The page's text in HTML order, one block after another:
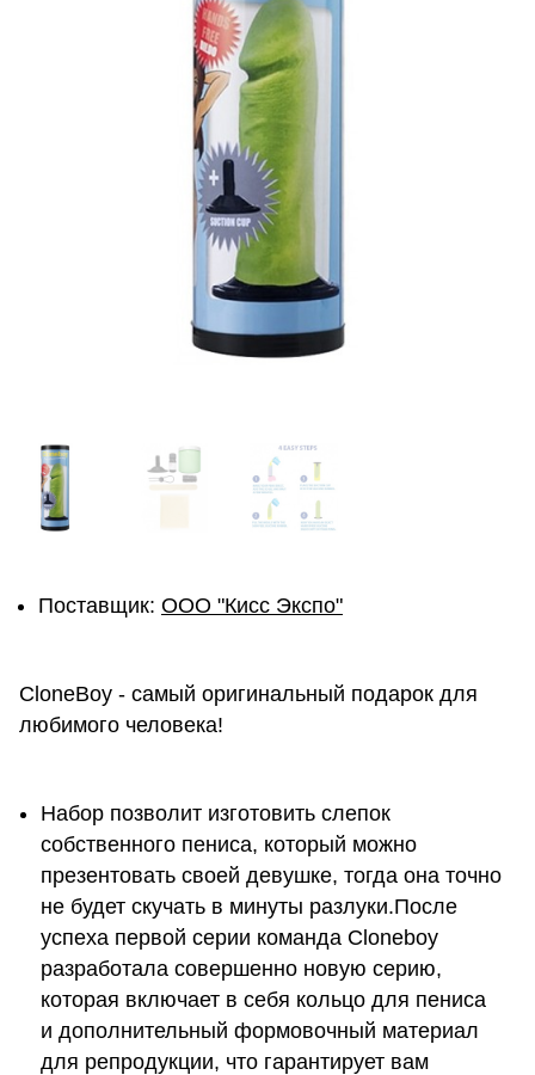
Поставщик: ОOО "Кисс Экспо"
CloneBoy - самый оригинальный подарок для
любимого человека!
Набор позволит изготовить слепок
собственного пениса, который можно
презентовать своей девушке, тогда она точно
не будет скучать в минуты разлуки.После
успеха первой серии команда Cloneboy
разработала совершенно новую серию,
которая включает в себя кольцо для пениса
и дополнительный формовочный материал
для репродукции, что гарантирует вам